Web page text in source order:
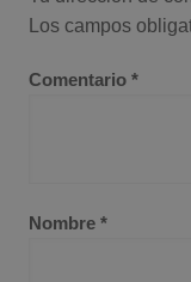
Los campos
Comentario *
Nombre *